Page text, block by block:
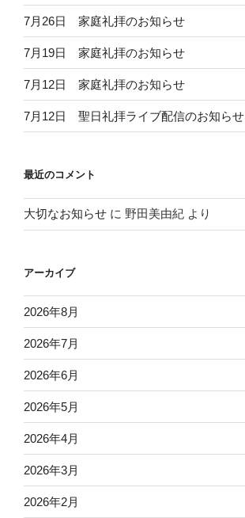
7月26日 家庭礼拝のお知らせ
7月19日 家庭礼拝のお知らせ
7月12日 家庭礼拝のお知らせ
7月12日 聖日礼拝ライブ配信のお知らせ
最近のコメント
大切なお知らせ に 野田美由紀 より
アーカイブ
2026年8月
2026年7月
2026年6月
2026年5月
2026年4月
2026年3月
2026年2月